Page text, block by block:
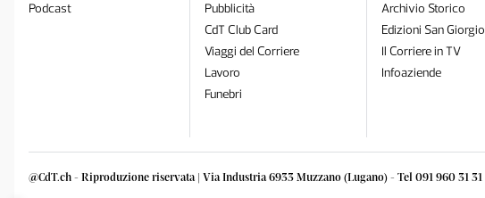
@CdT.ch - Riproduzione riservata | Via Industria 6933 Muzzano (Lugano) - Tel 091 960 31 31
Podcast
Pubblicità
CdT Club Card
Viaggi del Corriere
Lavoro
Funebri
Archivio Storico
Edizioni San Giorgio
Il Corriere in TV
Infoaziende